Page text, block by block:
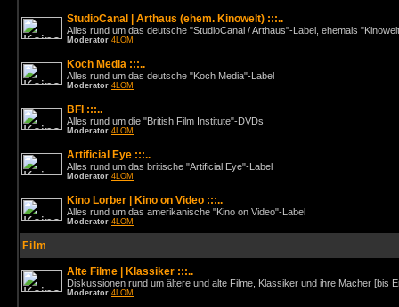
StudioCanal | Arthaus (ehem. Kinowelt) :::..
Alles rund um das deutsche "StudioCanal / Arthaus"-Label, ehemals
Moderator 4LOM
Koch Media :::..
Alles rund um das deutsche "Koch Media"-Label
Moderator 4LOM
BFI :::..
Alles rund um die "British Film Institute"-DVDs
Moderator 4LOM
Artificial Eye :::..
Alles rund um das britische "Artificial Eye"-Label
Moderator 4LOM
Kino Lorber | Kino on Video :::..
Alles rund um das amerikanische "Kino on Video"-Label
Moderator 4LOM
Film
Alte Filme | Klassiker :::..
Diskussionen rund um ältere und alte Filme, Klassiker und ihre Macher [bis
Moderator 4LOM